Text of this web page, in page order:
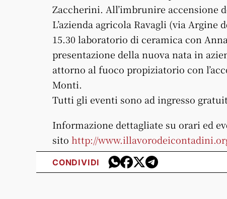
Zaccherini. All’imbrunire accensione
L’azienda agricola Ravagli (via Argine
15.30 laboratorio di ceramica con
presentazione della nuova nata in
attorno al fuoco propiziatorio con
Monti.
Tutti gli eventi sono ad ingresso
Informazione dettagliate su orari ed
sito http://
CONDIVIDI